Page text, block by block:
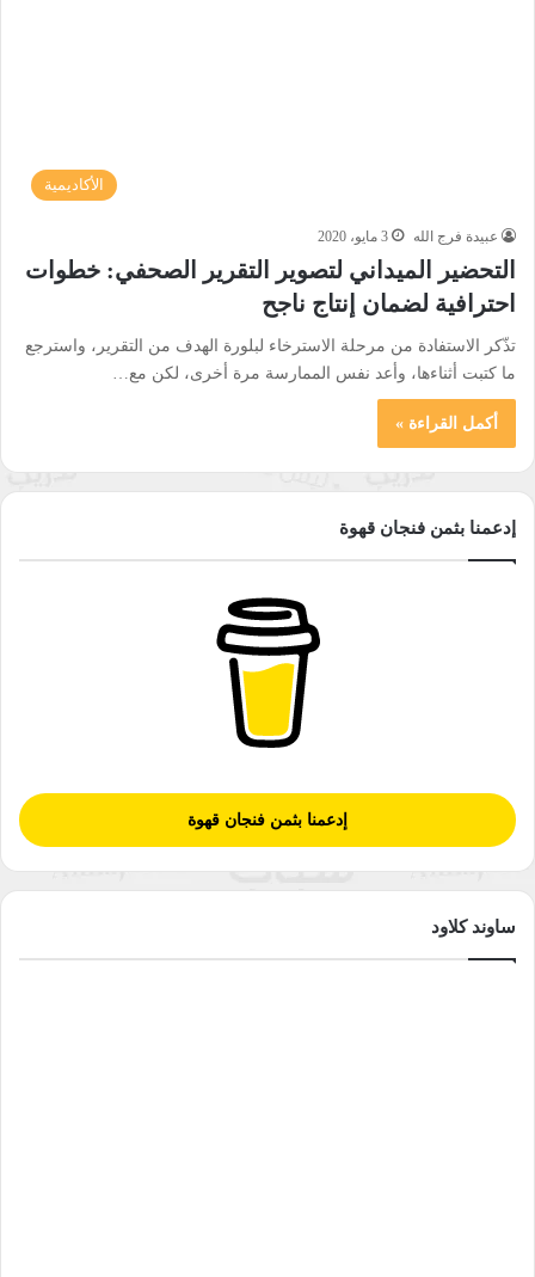
الأكاديمية
عبيدة فرج الله 3 مايو، 2020
التحضير الميداني لتصوير التقرير الصحفي: خطوات
احترافية لضمان إنتاج ناجح
تذّكر الاستفادة من مرحلة الاسترخاء لبلورة الهدف من التقرير، واسترجع
ما كتبت أثناءها، وأعد نفس الممارسة مرة أخرى، لكن مع…
أكمل القراءة »
إدعمنا بثمن فنجان قهوة
إدعمنا بثمن فنجان قهوة
ساوند كلاود